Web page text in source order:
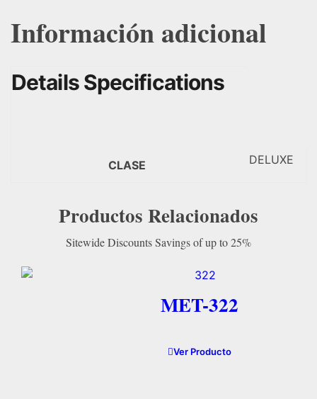
Información adicional
CLASE DELUXE
Productos Relacionados
MET-322
Ver Producto